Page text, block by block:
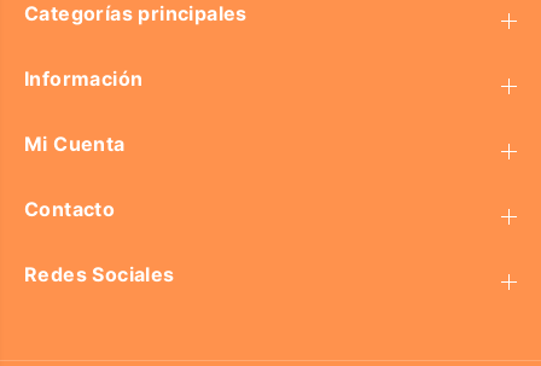
Categorías principales
Información
Mi Cuenta
Contacto
Redes Sociales